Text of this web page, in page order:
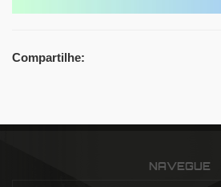
Compartilhe:
NAVEGUE